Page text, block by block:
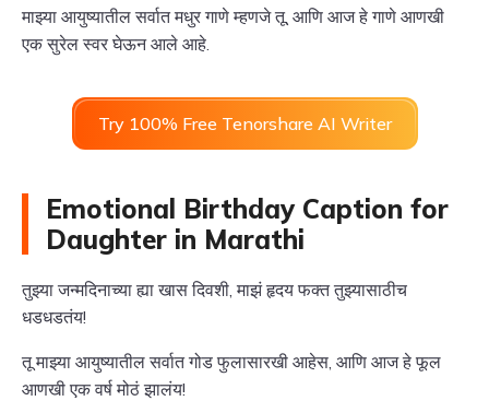
माझ्या आयुष्यातील सर्वात मधुर गाणे म्हणजे तू, आणि आज हे गाणे आणखी
एक सुरेल स्वर घेऊन आले आहे.
Try 100% Free Tenorshare AI Writer
Emotional Birthday Caption for
Daughter in Marathi
तुझ्या जन्मदिनाच्या ह्या खास दिवशी, माझं हृदय फक्त तुझ्यासाठीच
धडधडतंय!
तू माझ्या आयुष्यातील सर्वात गोड फुलासारखी आहेस, आणि आज हे फूल
आणखी एक वर्ष मोठं झालंय!